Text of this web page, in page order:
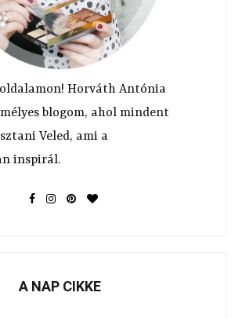
Horváth Antónia
blogom, ahol mindent
Veled, ami a
inspirál.
A NAP CIKKE